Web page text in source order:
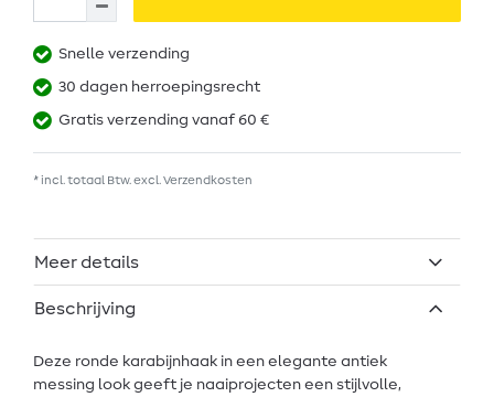
Snelle verzending
30 dagen herroepingsrecht
Gratis verzending vanaf 60 €
* incl. totaal Btw. excl.Verzendkosten
Meer details
Beschrijving
Deze ronde karabijnhaak in een elegante antiek
messing look geeft je naaiprojecten een stijlvolle,